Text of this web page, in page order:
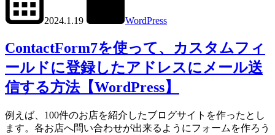
2024.1.19
WordPress
Form
7
ContactForm7を使って、カスタムフィ
ールドに登録したアドレスにメール送
信する方法【WordPress】
例えば、100件のお店を紹介したブログサイトを作ったとし
ます。各お店へ問い合わせが出来るようにフォームを作ろう